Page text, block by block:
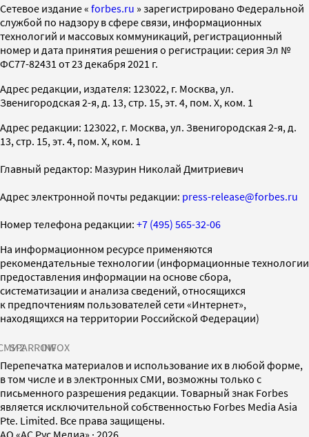
Cетевое издание « forbes.ru » зарегистрировано Федеральной
службой по надзору в сфере связи, информационных
технологий и массовых коммуникаций, регистрационный
номер и дата принятия решения о регистрации: серия Эл №
ФС77-82431 от 23 декабря 2021 г.
Адрес редакции, издателя: 123022, г. Москва, ул.
Звенигородская 2-я, д. 13, стр. 15, эт. 4, пом. X, ком. 1
Адрес редакции: 123022, г. Москва, ул. Звенигородская 2-я, д.
13, стр. 15, эт. 4, пом. X, ком. 1
Главный редактор: Мазурин Николай Дмитриевич
Адрес электронной почты редакции: press-release@forbes.ru
Номер телефона редакции: +7 (495) 565-32-06
На информационном ресурсе применяются
рекомендательные технологии (информационные технологии
предоставления информации на основе сбора,
систематизации и анализа сведений, относящихся
к предпочтениям пользователей сети «Интернет»,
находящихся на территории Российской Федерации)
SPARROWINFOX
Перепечатка материалов и использование их в любой форме,
в том числе и в электронных СМИ, возможны только с
письменного разрешения редакции. Товарный знак Forbes
является исключительной собственностью Forbes Media Asia
Pte. Limited. Все права защищены.
AO «АС Рус Медиа» · 2026